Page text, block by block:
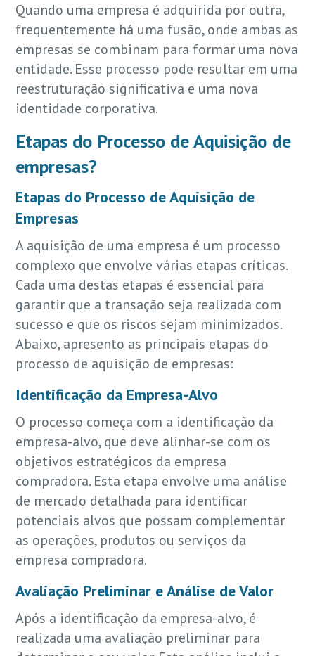
Quando uma empresa é adquirida por outra,
frequentemente há uma fusão, onde ambas as
empresas se combinam para formar uma nova
entidade. Esse processo pode resultar em uma
reestruturação significativa e uma nova
identidade corporativa.
Etapas do Processo de Aquisição de
empresas?
Etapas do Processo de Aquisição de
Empresas
A aquisição de uma empresa é um processo
complexo que envolve várias etapas críticas.
Cada uma destas etapas é essencial para
garantir que a transação seja realizada com
sucesso e que os riscos sejam minimizados.
Abaixo, apresento as principais etapas do
processo de aquisição de empresas:
Identificação da Empresa-Alvo
O processo começa com a identificação da
empresa-alvo, que deve alinhar-se com os
objetivos estratégicos da empresa
compradora. Esta etapa envolve uma análise
de mercado detalhada para identificar
potenciais alvos que possam complementar
as operações, produtos ou serviços da
empresa compradora.
Avaliação Preliminar e Análise de Valor
Após a identificação da empresa-alvo, é
realizada uma avaliação preliminar para